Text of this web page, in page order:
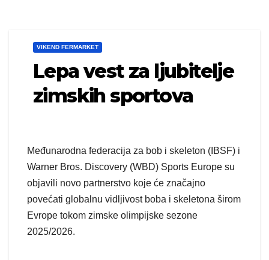
VIKEND FERMARKET
Lepa vest za ljubitelje
zimskih sportova
Međunarodna federacija za bob i skeleton (IBSF) i
Warner Bros. Discovery (WBD) Sports Europe su
objavili novo partnerstvo koje će značajno
povećati globalnu vidljivost boba i skeletona širom
Evrope tokom zimske olimpijske sezone
2025/2026.